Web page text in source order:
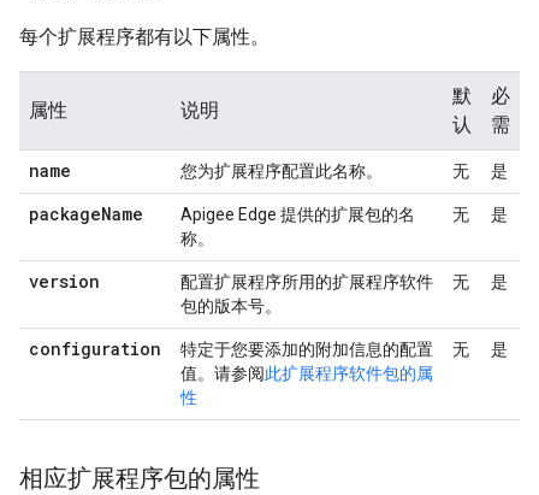
每个扩展程序都有以下属性。
属性 说明
默
认
必
需
name
您为扩展程序配置此名称。 无 是
packageName
Apigee Edge 提供的扩展包的名
称。
无 是
version
配置扩展程序所用的扩展程序软件
包的版本号。
无 是
configuration
特定于您要添加的附加信息的配置
值。请参阅此扩展程序软件包的属
性
无 是
相应扩展程序包的属性